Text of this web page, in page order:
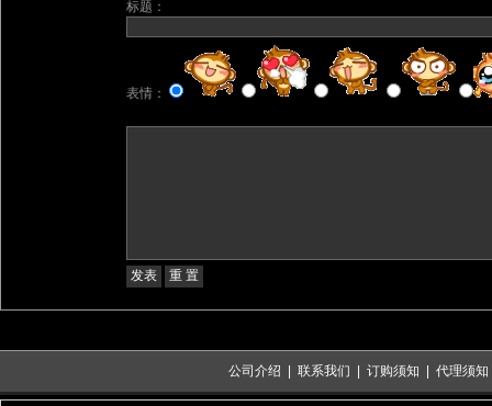
标题：
表情：
公司介绍 联系我们 订购须知 代理须知